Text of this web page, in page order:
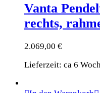
Vanta
rechts,
2.069,00 €
Lieferzeit: ca 6